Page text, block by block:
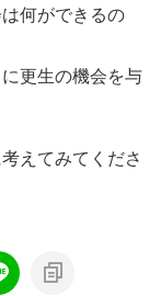
何ができるの
更生の機会を与
えてみてくださ